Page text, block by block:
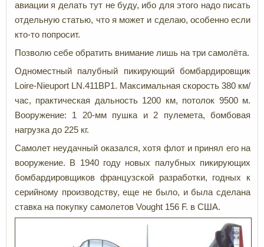
авиации я делать тут не буду, ибо для этого надо писать
отдельную статью, что я может и сделаю, особенно если
кто-то попросит.
Позволю себе обратить внимание лишь на три самолёта.
Одноместный палубный пикирующий бомбардировщик
Loire-Nieuport LN.411BP1. Максимальная скорость 380 км/
час, практическая дальность 1200 км, потолок 9500 м.
Вооружение: 1 20-мм пушка и 2 пулемета, бомбовая
нагрузка до 225 кг.
Самолет неудачный оказался, хотя флот и принял его на
вооружение. В 1940 году новых палубных пикирующих
бомбардировщиков французской разработки, годных к
серийному производству, еще не было, и была сделана
ставка на покупку самолетов Vought 156 F. в США.